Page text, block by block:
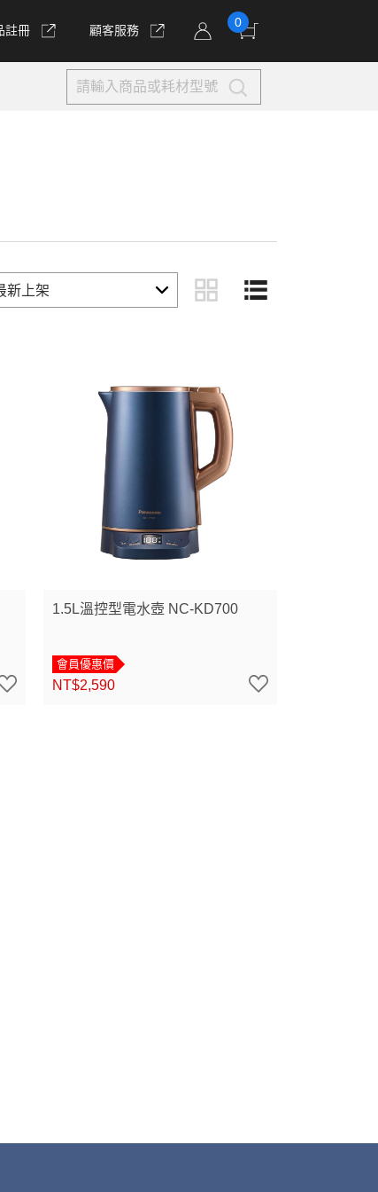
註冊 顧客服務
0
1.5L溫控型電水壺 NC-KD700
會員優惠價
NT$2,590